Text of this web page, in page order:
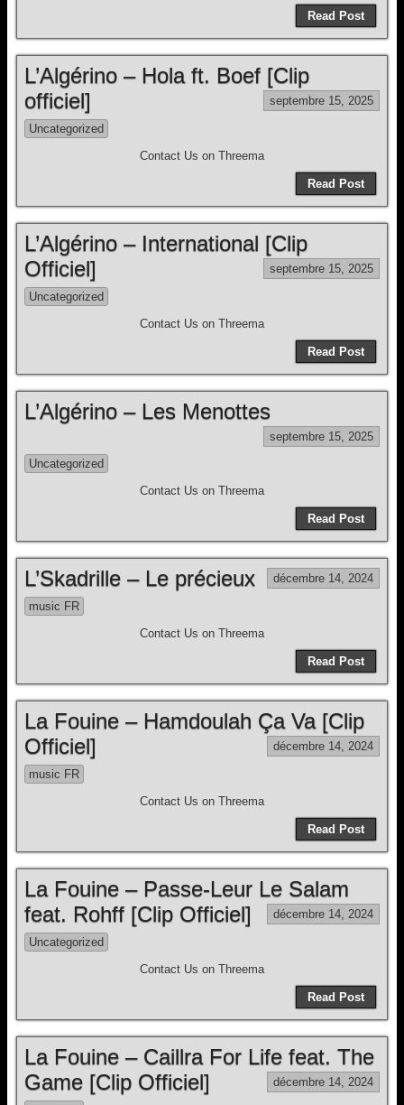
Read Post
L’Algérino – Hola ft. Boef [Clip
officiel]
septembre 15, 2025
Uncategorized
Contact Us on Threema
Read Post
L’Algérino – International [Clip
Officiel]
septembre 15, 2025
Uncategorized
Contact Us on Threema
Read Post
L’Algérino – Les Menottes
septembre 15, 2025
Uncategorized
Contact Us on Threema
Read Post
L’Skadrille – Le précieux décembre 14, 2024
music FR
Contact Us on Threema
Read Post
La Fouine – Hamdoulah Ça Va [Clip
Officiel]
décembre 14, 2024
music FR
Contact Us on Threema
Read Post
La Fouine – Passe-Leur Le Salam
feat. Rohff [Clip Officiel]
décembre 14, 2024
Uncategorized
Contact Us on Threema
Read Post
La Fouine – Caillra For Life feat. The
Game [Clip Officiel]
décembre 14, 2024